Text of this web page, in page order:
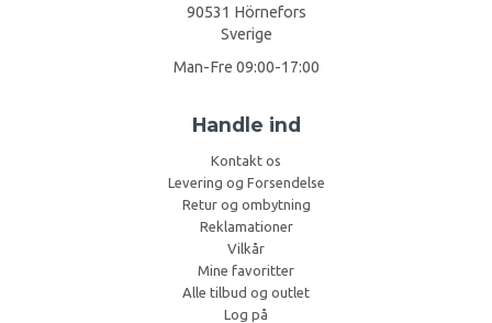
90531 Hörnefors
Sverige
Man-Fre 09:00-17:00
Handle ind
Kontakt os
Levering og Forsendelse
Retur og ombytning
Reklamationer
Vilkår
Mine favoritter
Alle tilbud og outlet
Log på